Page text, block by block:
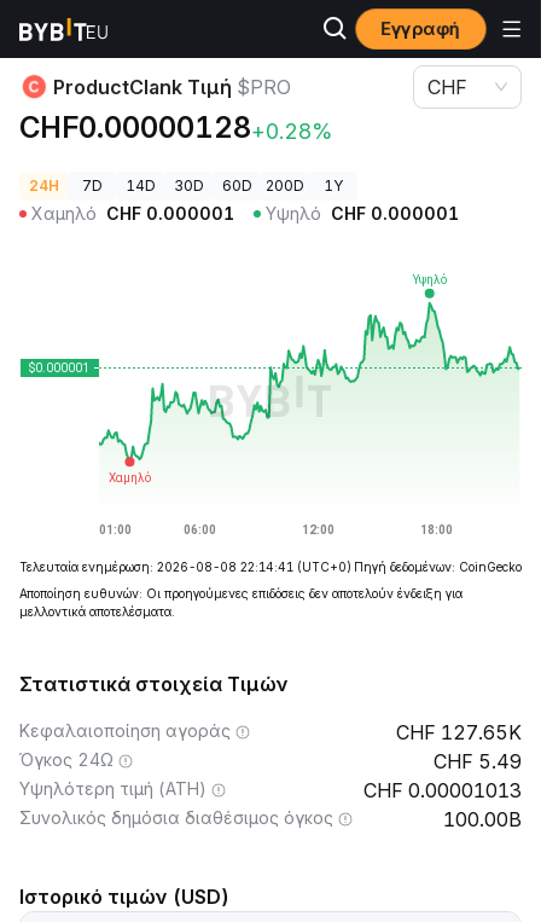
Εγγραφή
Τιμές Κρυπτονομισμάτων ProductClank Τιμή $PRO
ProductClank Τιμή $PRO
CHF0.00000128+0.28%
CHF
24H 7D 14D 30D 60D 200D 1Y
Χαμηλό CHF 0.000001 Υψηλό CHF 0.000001
Τελευταία ενημέρωση: 2026-08-08 22:14:41 (UTC+0) Πηγή δεδομένων: CoinGecko
Αποποίηση ευθυνών: Οι προηγούμενες επιδόσεις δεν αποτελούν ένδειξη για
μελλοντικά αποτελέσματα.
Στατιστικά στοιχεία Τιμών
Κεφαλαιοποίηση αγοράς 127.65K
Όγκος 24Ω 5.49
Υψηλότερη τιμή (ATH) 0.00001013
Συνολικός δημόσια διαθέσιμος όγκος 100.00B
Ιστορικό τιμών (USD)